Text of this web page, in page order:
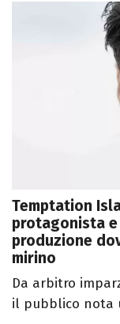
Temptation
protagonista
produzione
mirino
Da arbitro
il pubblico nota